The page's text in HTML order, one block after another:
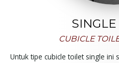
CUBICLE
Untuk tipe cubicle toilet single ini